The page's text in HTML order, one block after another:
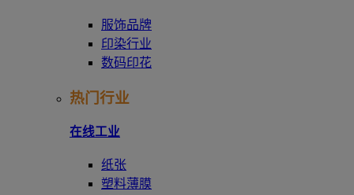
服饰品牌
印染行业
数码印花
热门行业
在线工业
纸张
塑料薄膜